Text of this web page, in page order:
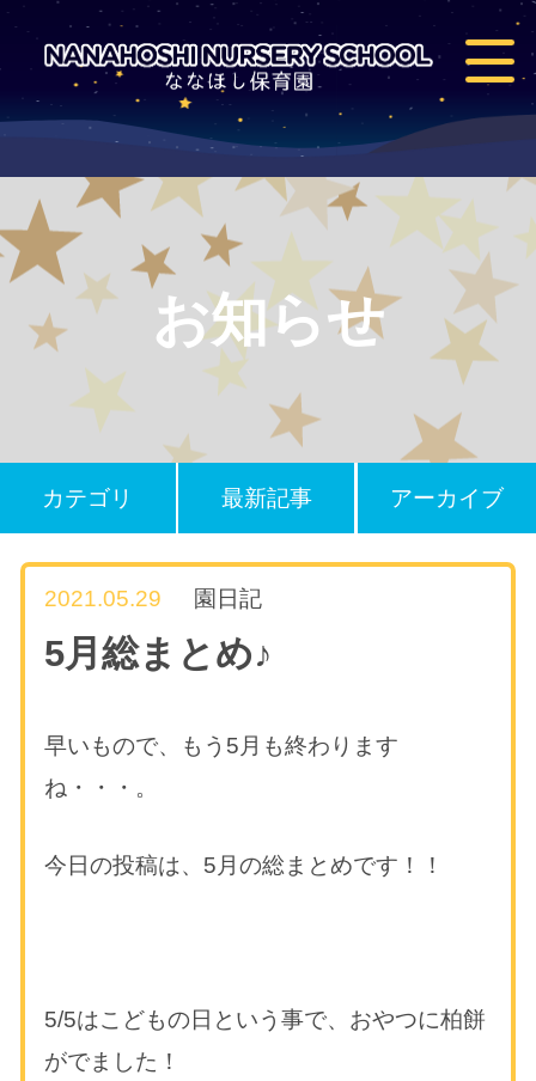
お知らせ
カテゴリ 最新記事 アーカイブ
2021.05.29 園日記
5月総まとめ♪
早いもので、もう5月も終わります
ね・・・。
今日の投稿は、5月の総まとめです！！
5/5はこどもの日という事で、おやつに柏餅
がでました！